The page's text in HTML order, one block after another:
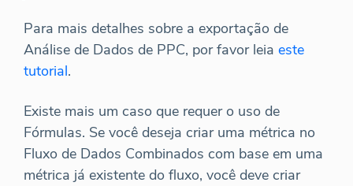
Para mais detalhes sobre a exportação de
Análise de Dados de PPC, por favor leia este
tutorial.
Existe mais um caso que requer o uso de
Fórmulas. Se você deseja criar uma métrica no
Fluxo de Dados Combinados com base em uma
métrica já existente do fluxo, você deve criar